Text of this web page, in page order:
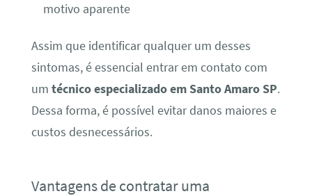
motivo aparente
Assim que identificar qualquer um desses
sintomas, é essencial entrar em contato com
um técnico especializado em Santo Amaro SP.
Dessa forma, é possível evitar danos maiores e
custos desnecessários.
Vantagens de contratar uma